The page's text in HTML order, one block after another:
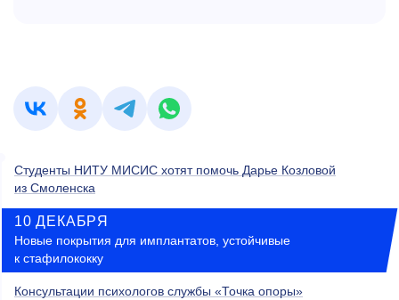
Студенты НИТУ МИСИС хотят помочь Дарье Козловой
из Смоленска
10 ДЕКАБРЯ
Новые покрытия для имплантатов, устойчивые
к стафилококку
Консультации психологов службы «Точка опоры»